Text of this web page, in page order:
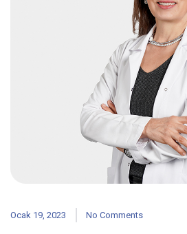
Ocak 19, 2023 No Comments